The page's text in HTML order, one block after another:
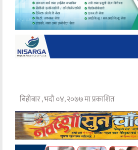
बिहीबार , भदौ ०४, २०७७ मा प्रकाशित